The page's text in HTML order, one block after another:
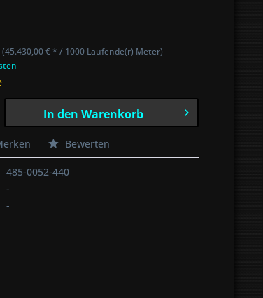
€ * / 1000 Laufende(r) Meter)
In den Warenkorb
Bewerten
485-0052-440
-
-